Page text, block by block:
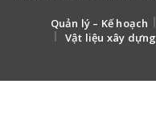
Quản lý – Kế hoạch
Vật liệu xây dựng